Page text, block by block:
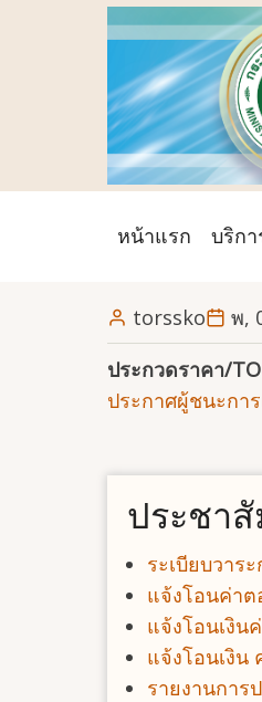
Main
หน้าแรก บริกา
torssko
พ,
ประกวดราคา/
ประกาศผู้ชนะกา
ประชา
ระเบียบวาร
แจ้งโอนค่าต
แจ้งโอนเงิน
แจ้งโอนเงิน
รายงานการ